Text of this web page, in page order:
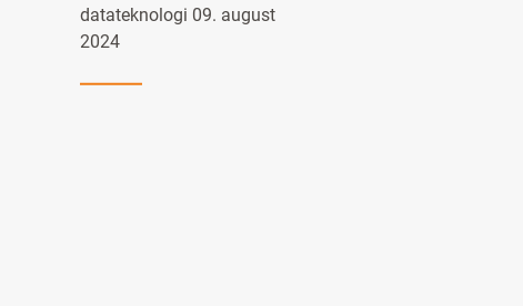
datateknologi 09. august
2024